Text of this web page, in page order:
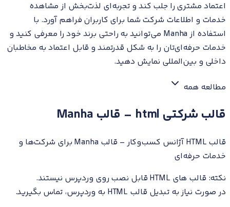
اعتماد مشتری را جلب کند و تجربه‌ای لذت‌بخش از مشاهده
خدمات و اطلاعات شرکت شما برای کاربران فراهم آورد. با
استفاده از Manha می‌توانید به راحتی برند خود را معرفی کنید و
خدمات حرفه‌ای‌تان را به شکل قدرتمند و قابل اعتماد به مخاطبان
داخلی و بین‌المللی نمایش دهید.
مطالعه همه
قالب شرکتی html – قالب Manha
قالب HTML آژانس کسب‌وکار – قالب Manha برای شرکت‌ها و
خدمات حرفه‌ای
نکته: قالب های HTML قابل نصب روی وردپرس نیستند.
در صورت نیاز به تبدیل قالب HTML به وردپرس، تماس بگیرید.